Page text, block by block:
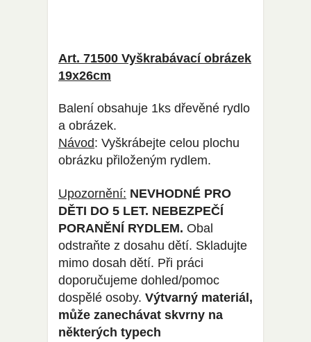
Art. 71500 Vyškrabávací obrázek
19x26cm
Balení obsahuje 1ks dřevěné rydlo
a obrázek.
Návod: Vyškrábejte celou plochu
obrázku přiloženým rydlem.
Upozornění: NEVHODNÉ PRO
DĚTI DO 5 LET. NEBEZPEČÍ
PORANĚNÍ RYDLEM. Obal
odstraňte z dosahu dětí. Skladujte
mimo dosah dětí. Při práci
doporučujeme dohled/pomoc
dospělé osoby. Výtvarný materiál,
může zanechávat skvrny na
některých typech